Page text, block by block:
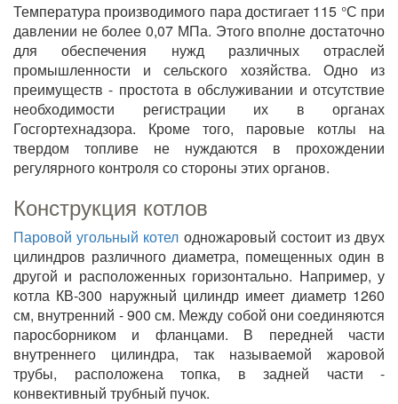
Температура производимого пара достигает 115 °С при
давлении не более 0,07 МПа. Этого вполне достаточно
для обеспечения нужд различных отраслей
промышленности и сельского хозяйства. Одно из
преимуществ - простота в обслуживании и отсутствие
необходимости регистрации их в органах
Госгортехнадзора. Кроме того, паровые котлы на
твердом топливе не нуждаются в прохождении
регулярного контроля со стороны этих органов.
Конструкция котлов
Паровой угольный котел одножаровый состоит из двух
цилиндров различного диаметра, помещенных один в
другой и расположенных горизонтально. Например, у
котла КВ-300 наружный цилиндр имеет диаметр 1260
см, внутренний - 900 см. Между собой они соединяются
паросборником и фланцами. В передней части
внутреннего цилиндра, так называемой жаровой
трубы, расположена топка, в задней части -
конвективный трубный пучок.